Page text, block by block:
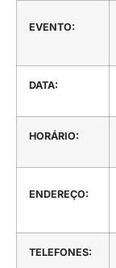
EVENTO:
DATA:
HORÁRIO:
ENDEREÇO:
TELEFONES: